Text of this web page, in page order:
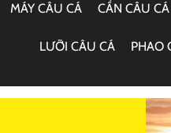
MÁY CÂU CÁ CẦN CÂU CÁ
LƯỠI CÂU CÁ PHAO